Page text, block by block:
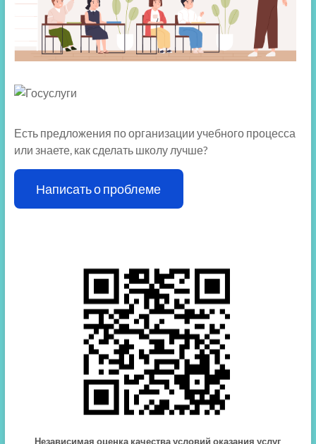
Есть предложения по организации учебного процесса
или знаете, как сделать школу лучше?
Написать о проблеме
Независимая оценка качества условий оказания услуг